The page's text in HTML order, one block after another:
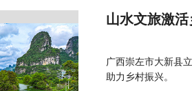
山水文旅激
广西崇左市大新县
助力乡村振兴。